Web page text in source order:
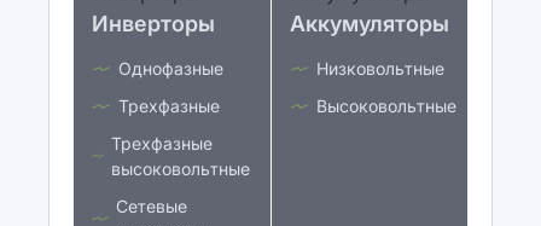
Инверторы
Однофазные
Трехфазные
Трехфазные
высоковольтные
Сетевые
Аккумуляторы
Низковольтные
Высоковольтные